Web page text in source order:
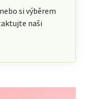
si výběrem
naši